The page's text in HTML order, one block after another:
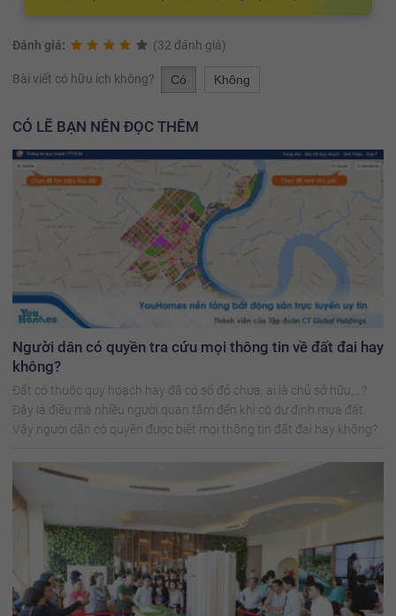
Đánh giá: (32 đánh giá)
Bài viết có hữu ích không? Có Không
CÓ LẼ BẠN NÊN ĐỌC THÊM
Người dân có quyền tra cứu mọi thông tin về đất đai hay
không?
Đất có thuộc quy hoạch hay đã có sổ đỏ chưa, ai là chủ sở hữu,…?
Đây là điều mà nhiều người quan tâm đến khi có dự định mua đất.
Vậy người dân có quyền được biết mọi thông tin đất đai hay không?